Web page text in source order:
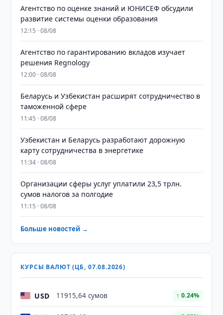
Агентство по оценке знаний и ЮНИСЕФ обсудили
развитие системы оценки образования
12:15 · 08/08
Агентство по гарантированию вкладов изучает
решения Regnology
12:00 · 08/08
Беларусь и Узбекистан расширят сотрудничество в
таможенной сфере
11:45 · 08/08
Узбекистан и Беларусь разработают дорожную
карту сотрудничества в энергетике
11:34 · 08/08
Организации сферы услуг уплатили 23,5 трлн.
сумов налогов за полгодие
11:15 · 08/08
Больше новостей →
КУРСЫ ВАЛЮТ (ЦБ, 07.08.2026)
USD 11915,64 сумов ↑ 0.24%